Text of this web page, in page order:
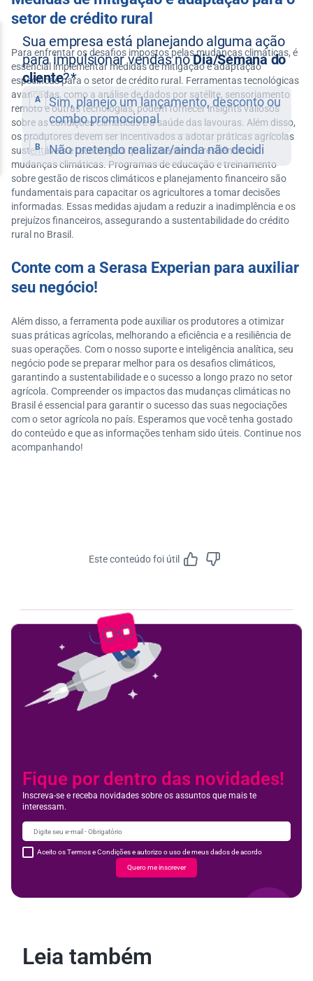
setor de crédito rural
Para enfrentar os desafios impostos pelas mudanças climáticas, é
essencial implementar medidas de mitigação e adaptação
específicas para o setor de crédito rural. Ferramentas tecnológicas
avançadas, como a análise de dados por satélite, sensoriamento
remoto e outras tecnologias, podem fornecer insights valiosos
sobre as condições climáticas e a saúde das lavouras. Além disso,
os produtores devem ser incentivados a adotar práticas agrícolas
sustentáveis e tecnologias que aumentem a resiliência às
mudanças climáticas. Programas de educação e treinamento
sobre gestão de riscos climáticos e planejamento financeiro são
fundamentais para capacitar os agricultores a tomar decisões
informadas. Essas medidas ajudam a reduzir a inadimplência e os
prejuízos financeiros, assegurando a sustentabilidade do crédito
rural no Brasil.
Conte com a Serasa Experian para auxiliar
seu negócio!
Além disso, a ferramenta pode auxiliar os produtores a otimizar
suas práticas agrícolas, melhorando a eficiência e a resiliência de
suas operações. Com o nosso suporte e inteligência analítica, seu
negócio pode se preparar melhor para os desafios climáticos,
garantindo a sustentabilidade e o sucesso a longo prazo no setor
agrícola. Compreender os impactos das mudanças climáticas no
Brasil é essencial para garantir o sucesso das suas negociações
com o setor agrícola no país. Esperamos que você tenha gostado
do conteúdo e que as informações tenham sido úteis. Continue nos
acompanhando!
Este conteúdo foi útil
Fique por dentro das novidades!
Inscreva-se e receba novidades sobre os assuntos que mais te
interessam.
Aceito os Termos e Condições e autorizo o uso de meus dados de acordo
Quero me inscrever
Leia também